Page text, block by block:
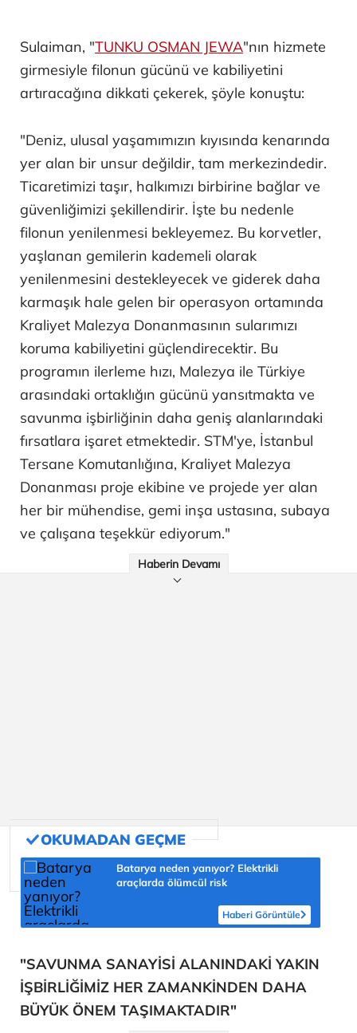
Sulaiman, "TUNKU OSMAN JEWA"nın hizmete
girmesiyle filonun gücünü ve kabiliyetini
artıracağına dikkati çekerek, şöyle konuştu:
"Deniz, ulusal yaşamımızın kıyısında kenarında
yer alan bir unsur değildir, tam merkezindedir.
Ticaretimizi taşır, halkımızı birbirine bağlar ve
güvenliğimizi şekillendirir. İşte bu nedenle
filonun yenilenmesi bekleyemez. Bu korvetler,
yaşlanan gemilerin kademeli olarak
yenilenmesini destekleyecek ve giderek daha
karmaşık hale gelen bir operasyon ortamında
Kraliyet Malezya Donanmasının sularımızı
koruma kabiliyetini güçlendirecektir. Bu
programın ilerleme hızı, Malezya ile Türkiye
arasındaki ortaklığın gücünü yansıtmakta ve
savunma işbirliğinin daha geniş alanlarındaki
fırsatlara işaret etmektedir. STM'ye, İstanbul
Tersane Komutanlığına, Kraliyet Malezya
Donanması proje ekibine ve projede yer alan
her bir mühendise, gemi inşa ustasına, subaya
ve çalışana teşekkür ediyorum."
Haberin Devamı
Batarya neden yanıyor? Elektrikli
araçlarda ölümcül risk
Haberi Görüntüle
"SAVUNMA SANAYİSİ ALANINDAKİ YAKIN
İŞBİRLİĞİMİZ HER ZAMANKİNDEN DAHA
BÜYÜK ÖNEM TAŞIMAKTADIR"